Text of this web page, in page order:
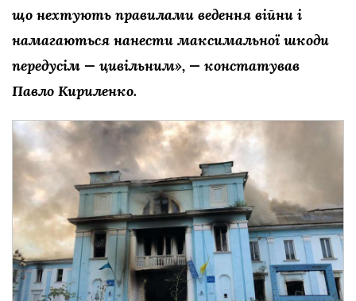
що нехтують правилами ведення війни і
намагаються нанести максимальної шкоди
передусім — цивільним», — констатував
Павло Кириленко.